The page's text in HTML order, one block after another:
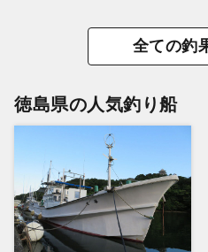
全ての釣
徳島県の人気釣り船